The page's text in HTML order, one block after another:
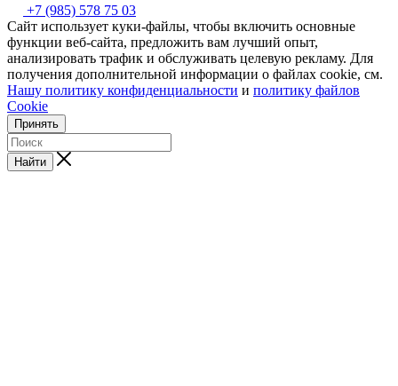
+7 (985) 578 75 03
Сайт использует куки-файлы, чтобы включить основные
функции веб-сайта, предложить вам лучший опыт,
анализировать трафик и обслуживать целевую рекламу. Для
получения дополнительной информации о файлах cookie, см.
Нашу политику конфиденциальности и политику файлов
Cookie
Принять
Найти